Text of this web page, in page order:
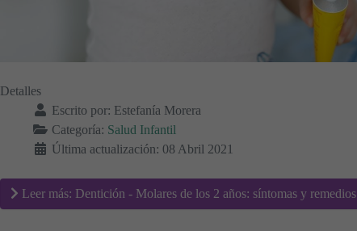
Detalles
Escrito por: Estefanía Morera
Categoría: Salud Infantil
Última actualización: 08 Abril 2021
Leer más: Dentición - Molares de los 2 años: síntomas y remedios